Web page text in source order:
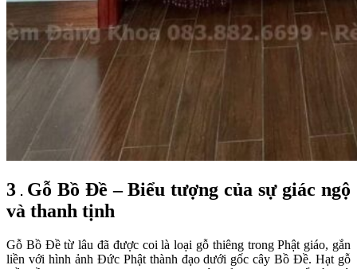
3 . Gỗ Bồ Đề – Biểu tượng của sự giác ngộ
và thanh tịnh
Gỗ Bồ Đề từ lâu đã được coi là loại gỗ thiêng trong Phật giáo, gắn
liền với hình ảnh Đức Phật thành đạo dưới gốc cây Bồ Đề. Hạt gỗ